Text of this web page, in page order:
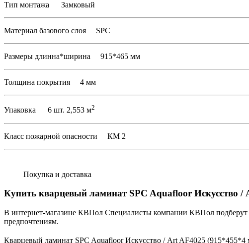
Тип монтажа Замковый
Материал базового слоя SPC
Размеры длинна*ширина 915*465 мм
Толщина покрытия 4 мм
Упаковка 6 шт. 2,553 м2
Класс пожарной опасности КМ 2
Покупка и доставка
Купить кварцевый ламинат SPC Aquafloor Искусство
В интернет-магазине КВПол Специалисты компании КВПол подберут
предпочтениям.
Кварцевый ламинат SPC Aquafloor Искусство / Art AF4025 (915*455*4